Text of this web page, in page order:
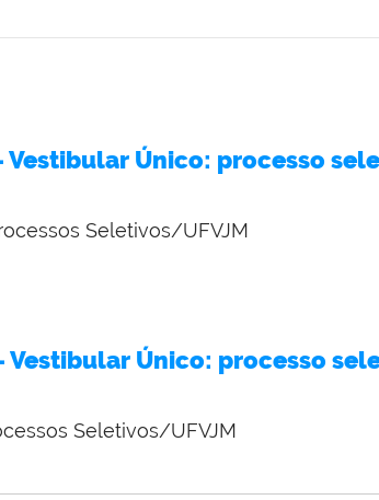
Único: processo
Seletivos/UFVJM
Único: processo
Seletivos/UFVJM